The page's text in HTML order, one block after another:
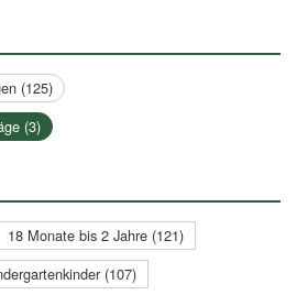
(125)
(3)
18 Monate bis 2 Jahre (121)
(107)